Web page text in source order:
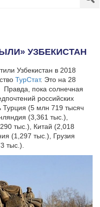
УЗБЕКИСТАН
Узбекистан в 2018
ТурСтат. Это на 28
Правда, пока солнечная
российских
Турция (5 млн 719 тысяч
(3,361 тыс.),
тыс.), Китай (2,018
(1,297 тыс.), Грузия
тыс.).